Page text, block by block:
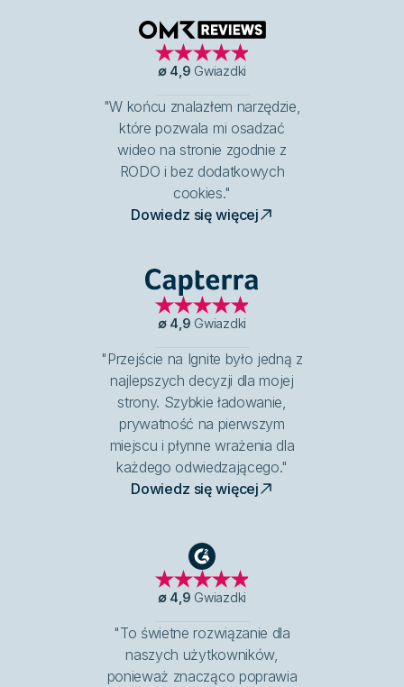
OMR Reviews
∅ 4,9 Gwiazdki
"W końcu znalazłem narzędzie,
które pozwala mi osadzać
wideo na stronie zgodnie z
RODO i bez dodatkowych
cookies."
Dowiedz się więcej
Capterra
∅ 4,9 Gwiazdki
"Przejście na Ignite było jedną z
najlepszych decyzji dla mojej
strony. Szybkie ładowanie,
prywatność na pierwszym
miejscu i płynne wrażenia dla
każdego odwiedzającego."
Dowiedz się więcej
G2
∅ 4,9 Gwiazdki
"To świetne rozwiązanie dla
naszych użytkowników,
ponieważ znacząco poprawia